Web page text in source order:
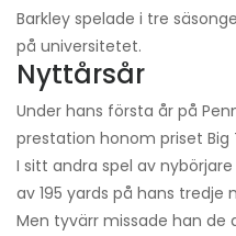
Barkley spelade i tre
på universitetet.
Nyttårsår
Under hans första år på
prestation honom priset Big
I sitt andra spel av
av 195 yards på hans tredje
Men tyvärr missade han